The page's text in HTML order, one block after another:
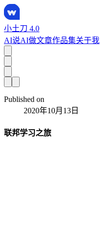
小土刀 4.0
AI说AI做文章作品集关于我
Published on
2020年10月13日
联邦学习之旅